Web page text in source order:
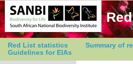
Red List statistics Summary of
Guidelines for EIAs